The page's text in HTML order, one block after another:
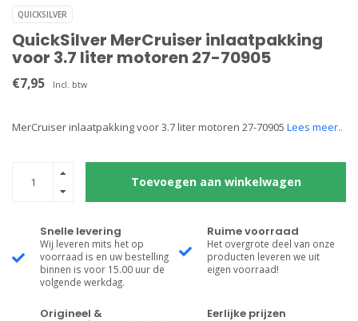
QUICKSILVER
QuickSilver MerCruiser inlaatpakking
voor 3.7 liter motoren 27-70905
€7,95 Incl. btw
MerCruiser inlaatpakking voor 3.7 liter motoren 27-70905 Lees meer..
Toevoegen aan winkelwagen
Snelle levering
Wij leveren mits het op
voorraad is en uw bestelling
binnen is voor 15.00 uur de
volgende werkdag.
Ruime voorraad
Het overgrote deel van onze
producten leveren we uit
eigen voorraad!
Origineel & Eerlijke prijzen